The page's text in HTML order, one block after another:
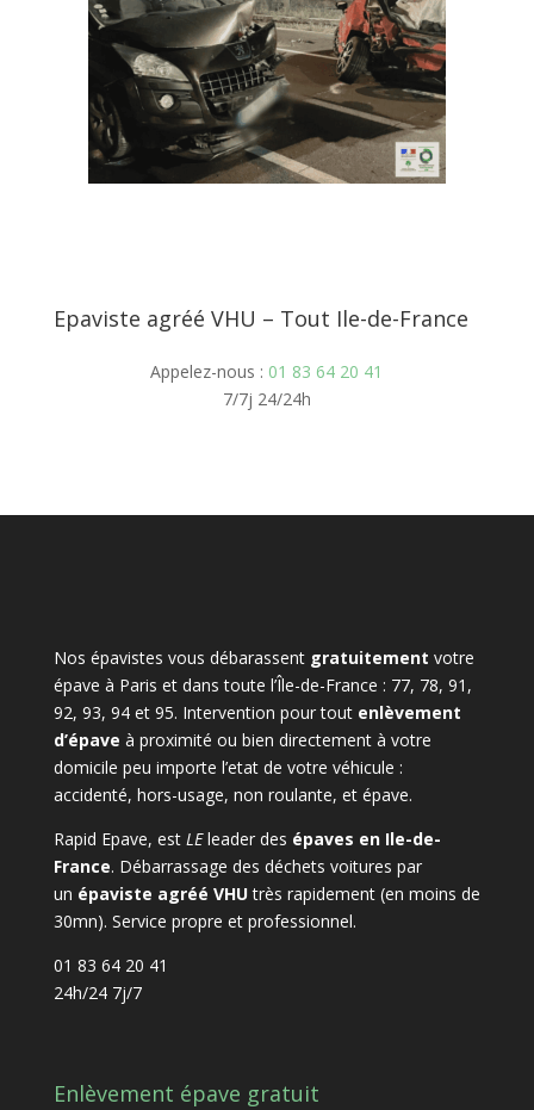
Epaviste agréé VHU – Tout Ile-de-France
Appelez-nous : 01 83 64 20 41
7/7j 24/24h
Nos épavistes vous débarassent gratuitement votre
épave à Paris et dans toute l’Île-de-France : 77, 78, 91,
92, 93, 94 et 95. Intervention pour tout enlèvement
d’épave à proximité ou bien directement à votre
domicile peu importe l’etat de votre véhicule :
accidenté, hors-usage, non roulante, et épave.
Rapid Epave, est LEleader des épaves en Ile-de-
France. Débarrassage des déchets voitures par
un épaviste agréé VHUtrès rapidement (en moins de
30mn). Service propre et professionnel.
01 83 64 20 41
24h/24 7j/7
Enlèvement épave gratuit